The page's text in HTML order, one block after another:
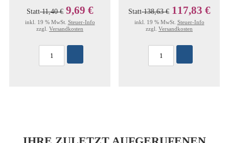
Statt11,40 € 9,69 €
inkl. 19 % MwSt. Steuer-Info
zzgl. Versandkosten
Statt138,63 € 117,83 €
inkl. 19 % MwSt. Steuer-Info
zzgl. Versandkosten